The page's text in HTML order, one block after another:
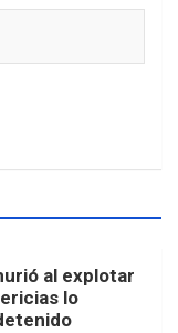
al explotar
lo